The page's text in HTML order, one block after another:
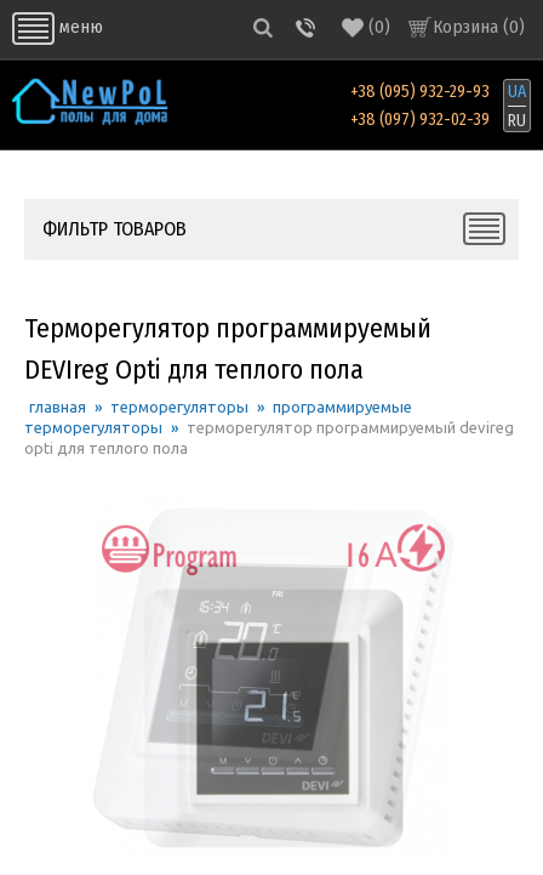
меню Корзина (0)
(0)
+38 (095) 932-29-93
+38 (097) 932-02-39
UA
RU
ФИЛЬТР ТОВАРОВ
Терморегулятор программируемый
DEVIreg Opti для теплого пола
главная » терморегуляторы » программируемые
терморегуляторы » терморегулятор программируемый devireg
opti для теплого пола